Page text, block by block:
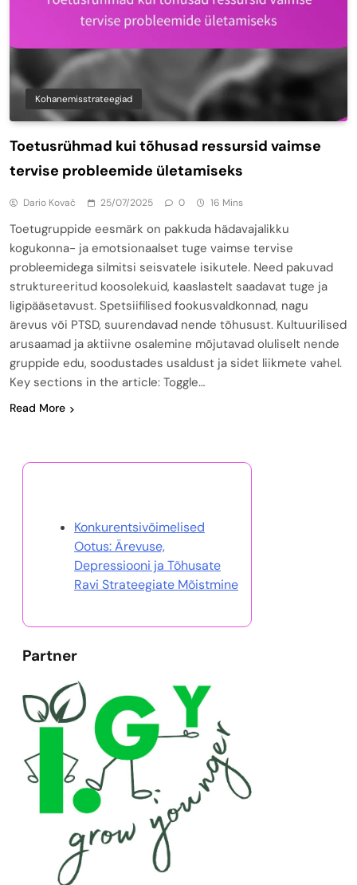
Kohanemisstrateegiad
Toetusrühmad kui tõhusad ressursid vaimse
tervise probleemide ületamiseks
Dario Kovač 25/07/2025 0 16 Mins
Toetugruppide eesmärk on pakkuda hädavajalikku
kogukonna- ja emotsionaalset tuge vaimse tervise
probleemidega silmitsi seisvatele isikutele. Need pakuvad
struktureeritud koosolekuid, kaaslastelt saadavat tuge ja
ligipääsetavust. Spetsiifilised fookusvaldkonnad, nagu
ärevus või PTSD, suurendavad nende tõhusust. Kultuurilised
arusaamad ja aktiivne osalemine mõjutavad oluliselt nende
gruppide edu, soodustades usaldust ja sidet liikmete vahel.
Key sections in the article: Toggle…
Read More
Konkurentsivõimelised
Ootus: Ärevuse,
Depressiooni ja Tõhusate
Ravi Strateegiate Mõistmine
Partner